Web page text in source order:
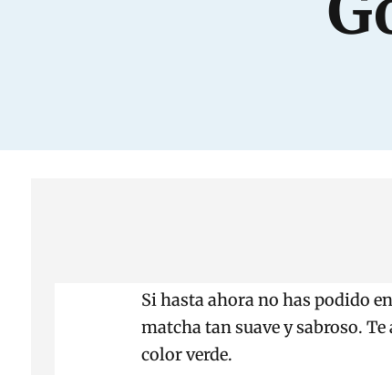
Si hasta ahora no has podido
matcha tan suave y sabroso.
color verde.